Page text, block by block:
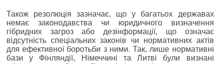
Також резолюція зазначає, що у багатьох державах
немає законодавства чи юридичного визначення
гібридних загроз або дезінформації, що означає
відсутність спеціальних законів чи нормативних актів
для ефективної боротьби з ними. Так, лише нормативні
бази у Фінляндії, Німеччині та Литві були визнані